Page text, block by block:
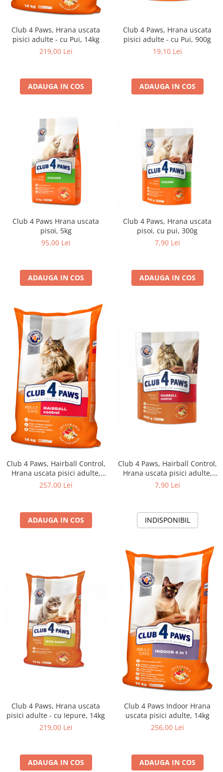
Club 4 Paws, Hrana uscata
pisici adulte - cu Pui, 14kg
219,00 Lei
ADAUGA IN COS
Club 4 Paws, Hrana uscata
pisici adulte - cu Pui, 900g
19,10 Lei
ADAUGA IN COS
Club 4 Paws Hrana uscata
pisoi, 5kg
95,00 Lei
ADAUGA IN COS
Club 4 Paws, Hrana uscata
pisoi, cu pui, 300g
7,90 Lei
ADAUGA IN COS
Club 4 Paws, Hairball Control,
Hrana uscata pisici adulte,
14kg
257,00 Lei
ADAUGA IN COS
Club 4 Paws, Hairball Control,
Hrana uscata pisici adulte,
300g
7,90 Lei
INDISPONIBIL
Club 4 Paws, Hrana uscata
pisici adulte - cu Iepure, 14kg
219,00 Lei
ADAUGA IN COS
Club 4 Paws Indoor Hrana
uscata pisici adulte, 14kg
256,00 Lei
ADAUGA IN COS